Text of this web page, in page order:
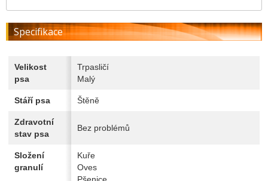
Specifikace
Velikost
psa
Trpasličí
Malý
Stáří psa Štěně
Zdravotní
stav psa
Bez problémů
Složení
granulí
Kuře
Oves